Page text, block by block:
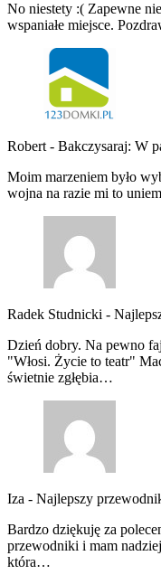
No niestety :( Zapewne
wspaniałe miejsce.
Robert - Bakczysaraj: W
Moim marzeniem było
wojna na razie mi to
Radek Studnicki -
Dzień dobry. Na pewno
"Włosi. Życie to teatr"
świetnie zgłębia…
Iza - Najlepszy
Bardzo dziękuję za
przewodniki i mam
która…